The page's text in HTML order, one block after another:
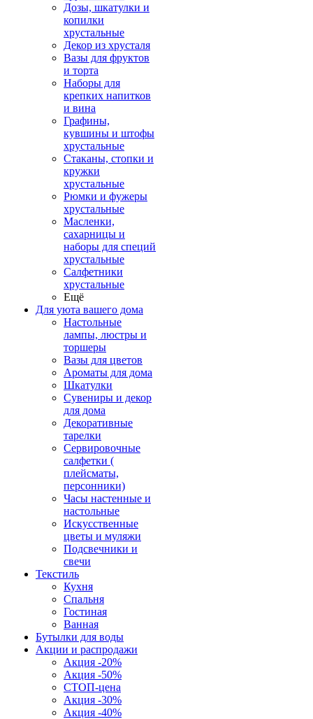
Дозы, шкатулки и
копилки
хрустальные
Декор из хрусталя
Вазы для фруктов
и торта
Наборы для
крепких напитков
и вина
Графины,
кувшины и штофы
хрустальные
Стаканы, стопки и
кружки
хрустальные
Рюмки и фужеры
хрустальные
Масленки,
сахарницы и
наборы для специй
хрустальные
Салфетники
хрустальные
Ещё
Для уюта вашего дома
Настольные
лампы, люстры и
торшеры
Вазы для цветов
Ароматы для дома
Шкатулки
Сувениры и декор
для дома
Декоративные
тарелки
Сервировочные
салфетки (
плейсматы,
персонники)
Часы настенные и
настольные
Искусственные
цветы и муляжи
Подсвечники и
свечи
Текстиль
Кухня
Спальня
Гостиная
Ванная
Бутылки для воды
Акции и распродажи
Акция -20%
Акция -50%
СТОП-цена
Акция -30%
Акция -40%